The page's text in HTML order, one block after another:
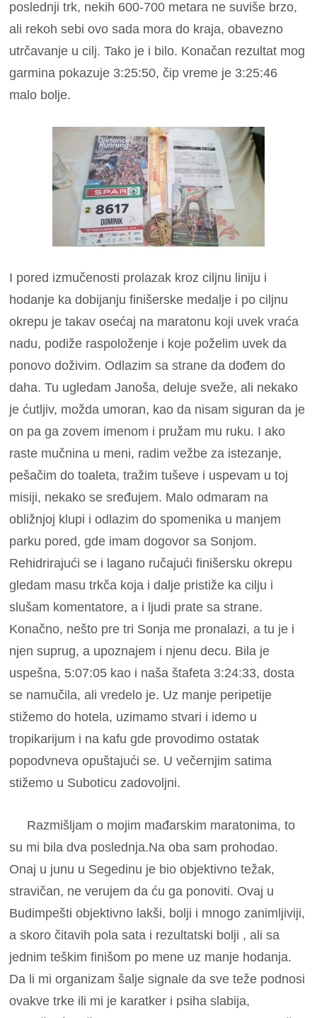
poslednji trk, nekih 600-700 metara ne suviše brzo,
ali rekoh sebi ovo sada mora do kraja, obavezno
utrčavanje u cilj. Tako je i bilo. Konačan rezultat mog
garmina pokazuje 3:25:50, čip vreme je 3:25:46
malo bolje.
I pored izmučenosti prolazak kroz ciljnu liniju i
hodanje ka dobijanju finišerske medalje i po ciljnu
okrepu je takav osećaj na maratonu koji uvek vraća
nadu, podiže raspoloženje i koje poželim uvek da
ponovo doživim. Odlazim sa strane da dođem do
daha. Tu ugledam Janoša, deluje sveže, ali nekako
je ćutljiv, možda umoran, kao da nisam siguran da je
on pa ga zovem imenom i pružam mu ruku. I ako
raste mučnina u meni, radim vežbe za istezanje,
pešačim do toaleta, tražim tuševe i uspevam u toj
misiji, nekako se sređujem. Malo odmaram na
obližnjoj klupi i odlazim do spomenika u manjem
parku pored, gde imam dogovor sa Sonjom.
Rehidrirajući se i lagano ručajući finišersku okrepu
gledam masu trkča koja i dalje pristiže ka cilju i
slušam komentatore, a i ljudi prate sa strane.
Konačno, nešto pre tri Sonja me pronalazi, a tu je i
njen suprug, a upoznajem i njenu decu. Bila je
uspešna, 5:07:05 kao i naša štafeta 3:24:33, dosta
se namučila, ali vredelo je. Uz manje peripetije
stižemo do hotela, uzimamo stvari i idemo u
tropikarijum i na kafu gde provodimo ostatak
popodvneva opuštajući se. U večernjim satima
stižemo u Suboticu zadovoljni.
Razmišljam o mojim mađarskim maratonima, to
su mi bila dva poslednja.Na oba sam prohodao.
Onaj u junu u Segedinu je bio objektivno težak,
stravičan, ne verujem da ću ga ponoviti. Ovaj u
Budimpešti objektivno lakši, bolji i mnogo zanimljiviji,
a skoro čitavih pola sata i rezultatski bolji , ali sa
jednim teškim finišom po mene uz manje hodanja.
Da li mi organizam šalje signale da sve teže podnosi
ovakve trke ili mi je karatker i psiha slabija,